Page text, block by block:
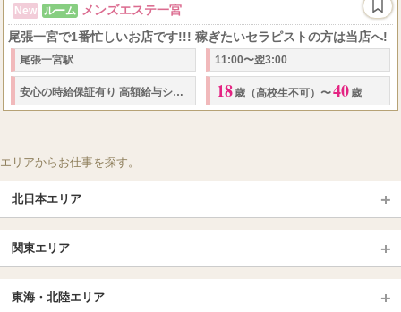
New ルーム メンズエステ一宮
尾張一宮で1番忙しいお店です!!! 稼ぎたいセラピストの方は当店へ!
尾張一宮駅 11:00〜翌3:00
安心の時給保証有り 高額給与システム 1 接客で5000円〜 3万以上も可!!!
18 歳（高校生不可）〜40 歳
エリアからお仕事を探す。
北日本エリア
北海道（札幌・旭川・函館）
青森
岩手 (盛岡・北上)
関東エリア
東海・北陸エリア